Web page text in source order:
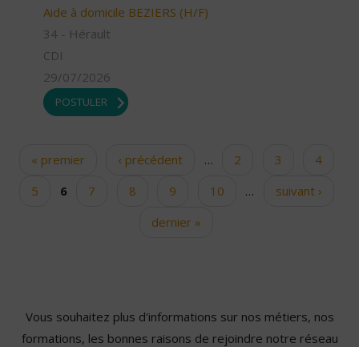
Aide à domicile BEZIERS (H/F)
34 - Hérault
CDI
29/07/2026
POSTULER
Pages« premier ‹ précédent … 2 3
4
5
6 7 8 9 10 …
suivant ›
dernier »
Vous souhaitez plus d'informations sur nos métiers, nos
formations, les bonnes raisons de rejoindre notre réseau